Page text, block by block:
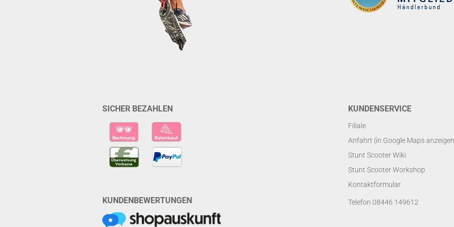
SICHER BEZAHLEN
KUNDENBEWERTUNGEN
KUNDENSERVICE
Filiale
Anfahrt (in Google Maps
Stunt Scooter Wiki
Stunt Scooter Workshop
Kontaktformular
Telefon 08446 149612